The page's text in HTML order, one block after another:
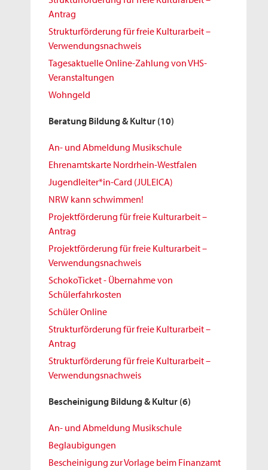
Antrag
Strukturförderung für freie Kulturarbeit –
Verwendungsnachweis
Tagesaktuelle Online-Zahlung von VHS-
Veranstaltungen
Wohngeld
Beratung Bildung & Kultur (10)
An- und Abmeldung Musikschule
Ehrenamtskarte Nordrhein-Westfalen
Jugendleiter*in-Card (JULEICA)
NRW kann schwimmen!
Projektförderung für freie Kulturarbeit –
Antrag
Projektförderung für freie Kulturarbeit –
Verwendungsnachweis
SchokoTicket - Übernahme von
Schülerfahrkosten
Schüler Online
Strukturförderung für freie Kulturarbeit –
Antrag
Strukturförderung für freie Kulturarbeit –
Verwendungsnachweis
Bescheinigung Bildung & Kultur (6)
An- und Abmeldung Musikschule
Beglaubigungen
Bescheinigung zur Vorlage beim Finanzamt